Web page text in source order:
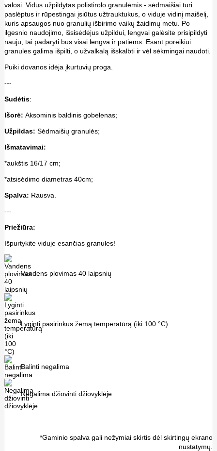
valosi. Vidus užpildytas polistirolo granulėmis - sėdmaišiai turi
paslėptus ir rūpestingai įsiūtus užtrauktukus, o viduje vidinį maišelį,
kuris apsaugos nuo granulių išbirimo vaikų žaidimų metu. Po
ilgesnio naudojimo, išsisėdėjus užpildui, lengvai galėsite prisipildyti
nauju, tai padaryti bus visai lengva ir patiems. Esant poreikiui
granules galima išpilti, o užvalkalą išskalbti ir vėl sėkmingai naudoti.
Puiki dovanos idėja įkurtuvių proga.
---
Sudėtis:
Išorė: Aksominis baldinis gobelenas;
Užpildas: Sėdmaišių granulės;
Išmatavimai:
*aukštis 16/17 cm;
*atsisėdimo diametras 40cm;
Spalva: Rausva.
---
Priežiūra:
Išpurtykite viduje esančias granules!
Vandens plovimas 40 laipsnių
Lyginti pasirinkus žemą temperatūrą (iki 100 °C)
Balinti negalima
Negalima džiovinti džiovyklėje
*Gaminio spalva gali nežymiai skirtis dėl skirtingų ekrano
nustatymų.